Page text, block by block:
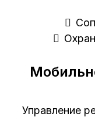
Управление